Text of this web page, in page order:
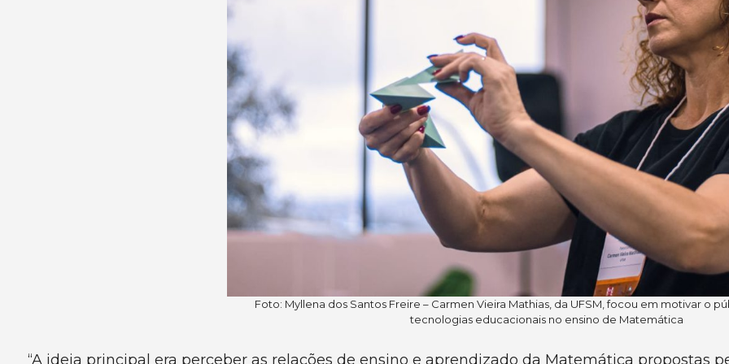
Foto: Myllena dos Santos Freire – Carmen Vieira Mathias, da UFSM, focou em motivar o
tecnologias educacionais no ensino de Matemática
“A ideia principal era perceber as relações de ensino e aprendizado da Matemática propostas